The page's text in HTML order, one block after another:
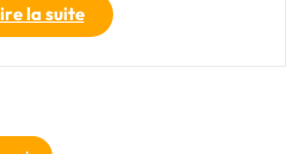
la suite"Guide
d’achat
: